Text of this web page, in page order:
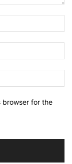
browser for the